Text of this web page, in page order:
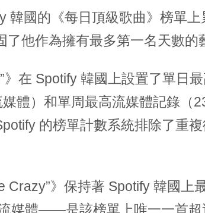
韓國的《每日頂級歌曲》榜單
了他作為擁有最多第一名天數的
》在 Spotify 韓國上設置了單日
媒體）和單周最高流媒體記錄（
的榜單計數系統排除了重
Crazy”》保持著 Spotify 韓國上
媒體——是該榜單上唯一一首超